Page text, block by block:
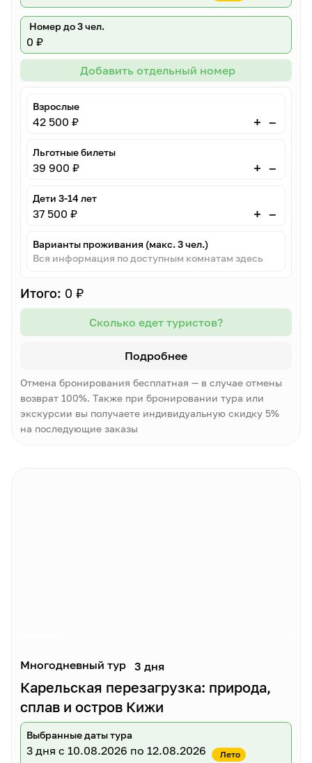
Номер до 3 чел.
0 ₽
Добавить отдельный номер
Взрослые
42 500 ₽ + –
Льготные билеты
39 900 ₽ + –
Дети 3-14 лет
37 500 ₽ + –
Варианты проживания (макс. 3 чел.)
Вся информация по доступным комнатам здесь
Итого: 0 ₽
Сколько едет туристов?
Подробнее
Отмена бронирования бесплатная — в случае отмены
возврат 100%. Также при бронировании тура или
экскурсии вы получаете индивидуальную скидку 5%
на последующие заказы
Многодневный тур 3 дня
Карельская перезагрузка: природа,
сплав и остров Кижи
Выбранные даты тура
3 дня с 10.08.2026 по 12.08.2026 Лето